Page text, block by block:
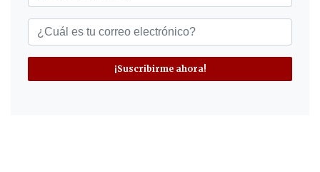
¡Suscribirme ahora!